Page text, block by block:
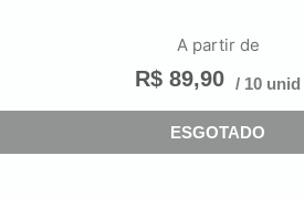
A partir de
R$ 89,90 / 10 unid
ESGOTADO